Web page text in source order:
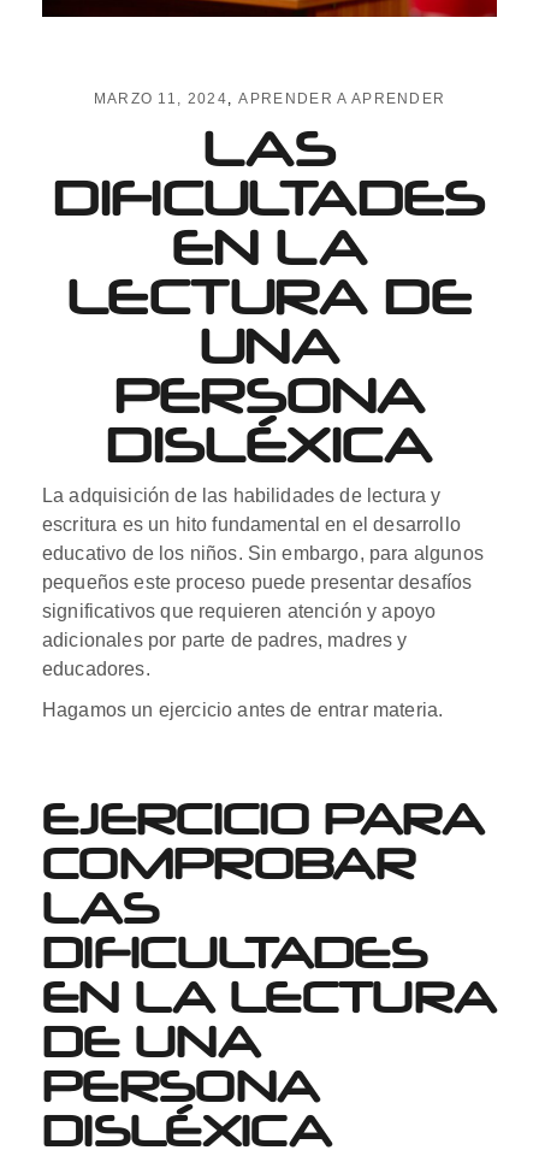
MARZO 11, 2024 APRENDER A APRENDER
LAS
DIFICULTADES
EN LA
LECTURA DE
UNA
PERSONA
DISLÉXICA
La adquisición de las habilidades de lectura y
escritura es un hito fundamental en el desarrollo
educativo de los niños. Sin embargo, para algunos
pequeños este proceso puede presentar desafíos
significativos que requieren atención y apoyo
adicionales por parte de padres, madres y
educadores.
Hagamos un ejercicio antes de entrar materia.
EJERCICIO PARA
COMPROBAR
LAS
DIFICULTADES
EN LA LECTURA
DE UNA
PERSONA
DISLÉXICA